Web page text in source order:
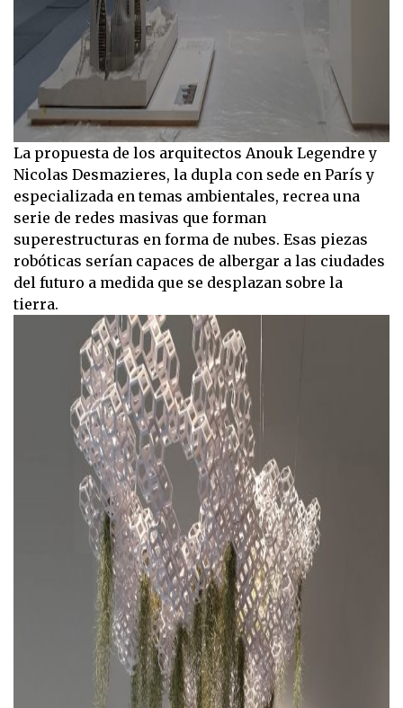
La propuesta de los arquitectos Anouk Legendre y
Nicolas Desmazieres, la dupla con sede en París y
especializada en temas ambientales, recrea una
serie de redes masivas que forman
superestructuras en forma de nubes. Esas piezas
robóticas serían capaces de albergar a las ciudades
del futuro a medida que se desplazan sobre la
tierra.